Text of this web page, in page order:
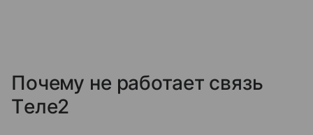
Почему не работает связь
Tеле2